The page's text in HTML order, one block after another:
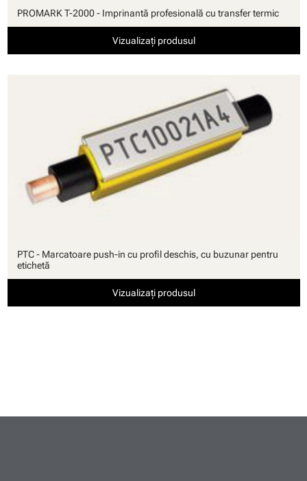
PROMARK T-2000 - Imprinantă profesională cu transfer termic
Vizualizați produsul
PTC - Marcatoare push-in cu profil deschis, cu buzunar pentru
etichetă
Vizualizați produsul